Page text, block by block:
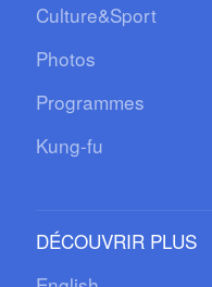
Culture&Sport
Photos
Programmes
Kung-fu
DÉCOUVRIR PLUS